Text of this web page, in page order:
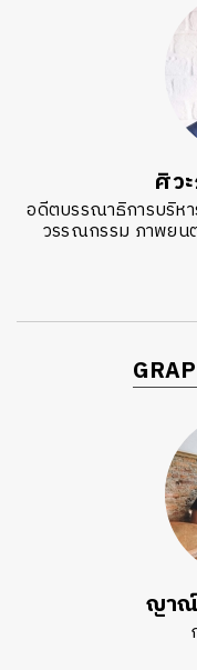
ศิว
อดีตบรรณาธิการบริห
วรรณกรรม ภาพยน
ญาณ์